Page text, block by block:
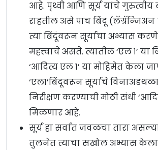
आहे. पृथ्वी आणि सूर्य यांचे
राहतील असे पाच बिंदू
त्या बिंदूंवरून सूर्याचा अभ्यास
महत्त्वाचे असते. त्यातील ‘एल १’ या
‘आदित्य एल १’ या मोहिमेत केला
‘एल१’बिंदूवरून सूर्याचे
निरीक्षण करण्याची मोठी संधी
मिळणार आहे.
सूर्य हा सर्वात जवळचा तारा
तुलनेत त्याचा सखोल अभ्यास